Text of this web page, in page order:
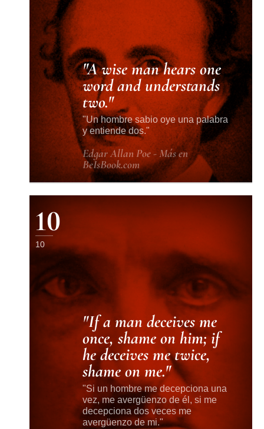
A wise man hears one
word and understands
two.
Un hombre sabio oye una palabra
y entiende dos.
Edgar Allan Poe - Más en
BeIsBook.com
10
10
If a man deceives me
once, shame on him; if
he deceives me twice,
shame on me.
Si un hombre me decepciona una
vez, me avergüenzo de él, si me
decepciona dos veces me
avergüenzo de mi.